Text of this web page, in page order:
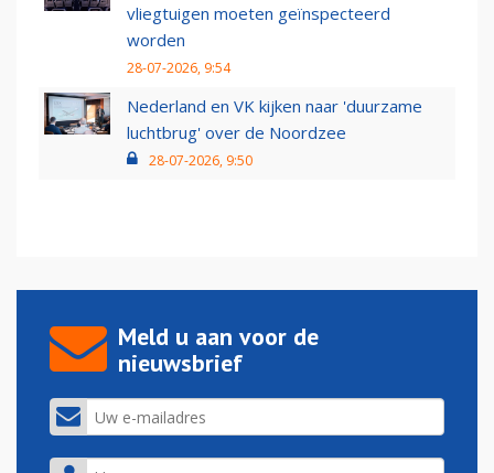
vliegtuigen moeten geïnspecteerd
worden
28-07-2026, 9:54
Nederland en VK kijken naar 'duurzame
luchtbrug' over de Noordzee
28-07-2026, 9:50
Meld u aan voor de
nieuwsbrief